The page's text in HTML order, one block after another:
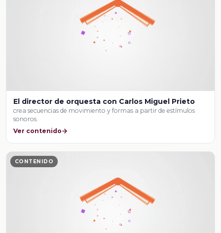
El director de orquesta con Carlos Miguel Prieto
crea secuencias de movimiento y formas a partir de estímulos
sonoros.
Ver contenido
CONTENIDO